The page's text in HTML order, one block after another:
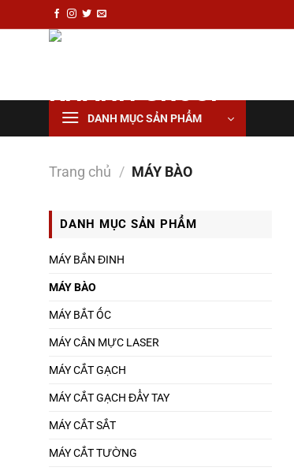
đến
DANH MỤC SẢN PHẨM
Trang chủ / MÁY BÀO
DANH MỤC SẢN PHẨM
MÁY BẮN ĐINH
MÁY BÀO
MÁY BẮT ỐC
MÁY CÂN MỰC LASER
MÁY CẮT GẠCH
MÁY CẮT GẠCH ĐẨY TAY
MÁY CẮT SẮT
MÁY CẮT TƯỜNG